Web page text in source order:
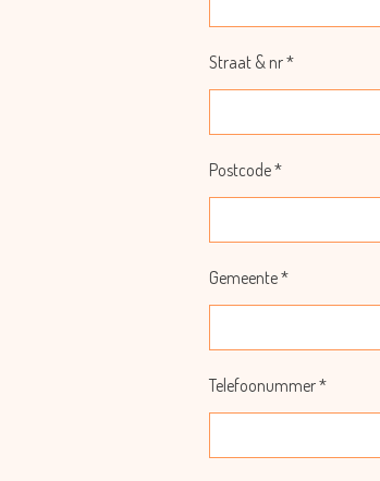
Straat & nr *
Postcode *
Gemeente *
Telefoonummer *